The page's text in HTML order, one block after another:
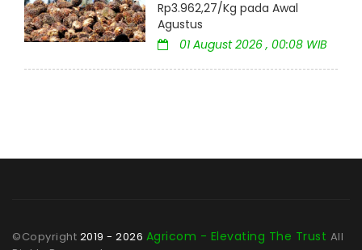
Rp3.962,27/Kg pada Awal
Agustus
01 August 2026 , 00:08 WIB
©Copyright 2019 - 2026 Agricom - Elevating The Trust All